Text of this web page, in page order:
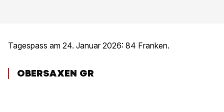
Tagespass am 24. Januar 2026: 84 Franken.
OBERSAXEN GR